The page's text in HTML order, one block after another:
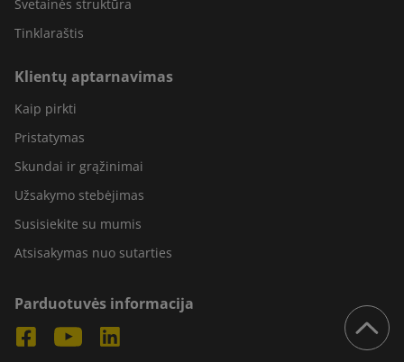
Svetainės struktūra
Tinklaraštis
Klientų aptarnavimas
Kaip pirkti
Pristatymas
Skundai ir grąžinimai
Užsakymo stebėjimas
Susisiekite su mumis
Atsisakymas nuo sutarties
Parduotuvės informacija